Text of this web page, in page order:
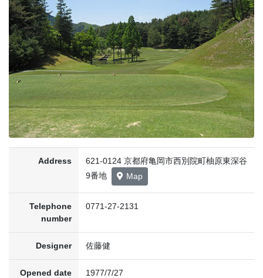
Address
621-0124 京都府亀岡市西別院町柚原東深谷
9番地
Map
Telephone
number
0771-27-2131
Designer 佐藤健
Opened date 1977/7/27